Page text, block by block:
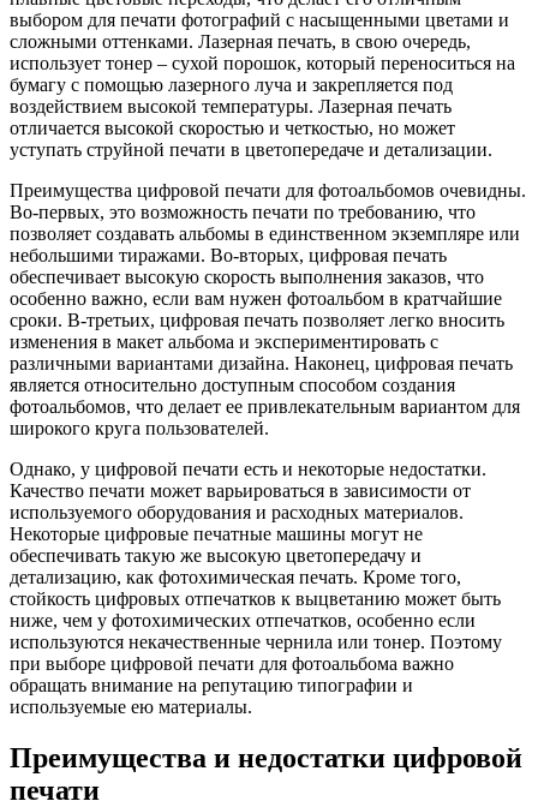
выбором для печати фотографий с насыщенными цветами и
сложными оттенками. Лазерная печать, в свою очередь,
использует тонер – сухой порошок, который переноситься на
бумагу с помощью лазерного луча и закрепляется под
воздействием высокой температуры. Лазерная печать
отличается высокой скоростью и четкостью, но может
уступать струйной печати в цветопередаче и детализации.
Преимущества цифровой печати для фотоальбомов очевидны.
Во-первых, это возможность печати по требованию, что
позволяет создавать альбомы в единственном экземпляре или
небольшими тиражами. Во-вторых, цифровая печать
обеспечивает высокую скорость выполнения заказов, что
особенно важно, если вам нужен фотоальбом в кратчайшие
сроки. В-третьих, цифровая печать позволяет легко вносить
изменения в макет альбома и экспериментировать с
различными вариантами дизайна. Наконец, цифровая печать
является относительно доступным способом создания
фотоальбомов, что делает ее привлекательным вариантом для
широкого круга пользователей.
Однако, у цифровой печати есть и некоторые недостатки.
Качество печати может варьироваться в зависимости от
используемого оборудования и расходных материалов.
Некоторые цифровые печатные машины могут не
обеспечивать такую же высокую цветопередачу и
детализацию, как фотохимическая печать. Кроме того,
стойкость цифровых отпечатков к выцветанию может быть
ниже, чем у фотохимических отпечатков, особенно если
используются некачественные чернила или тонер. Поэтому
при выборе цифровой печати для фотоальбома важно
обращать внимание на репутацию типографии и
используемые ею материалы.
Преимущества и недостатки цифровой
печати